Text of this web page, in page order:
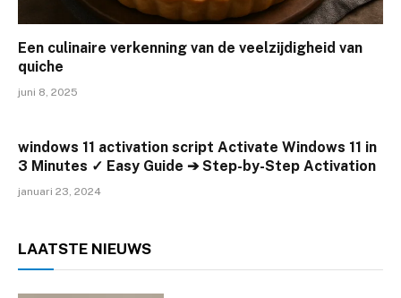
Een culinaire verkenning van de veelzijdigheid van
quiche
juni 8, 2025
windows 11 activation script Activate Windows 11 in
3 Minutes ✓ Easy Guide ➔ Step-by-Step Activation
januari 23, 2024
LAATSTE NIEUWS